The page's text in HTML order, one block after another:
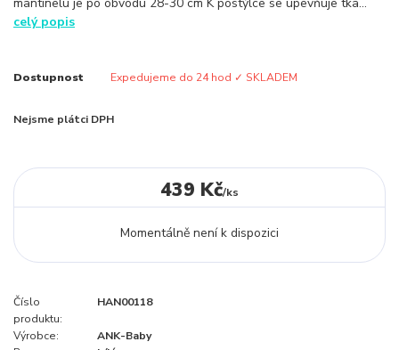
celý popis
Dostupnost Expedujeme do 24 hod ✓ SKLADEM
Nejsme plátci DPH
439 Kč/ks
Momentálně není k dispozici
Číslo
produktu:
HAN00118
Výrobce:
ANK-Baby